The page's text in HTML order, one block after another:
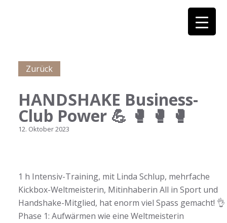
Zurück
HANDSHAKE Business-
Club Power 💪 🥊 🥊 🥊
12. Oktober 2023
1 h Intensiv-Training, mit Linda Schlup, mehrfache
Kickbox-Weltmeisterin, Mitinhaberin All in Sport und
Handshake-Mitglied, hat enorm viel Spass gemacht! 👌
Phase 1: Aufwärmen wie eine Weltmeisterin